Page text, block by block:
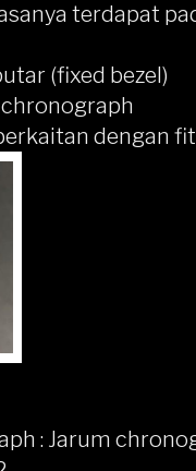
terdapat
(fixed bezel)
dengan
: Jarum